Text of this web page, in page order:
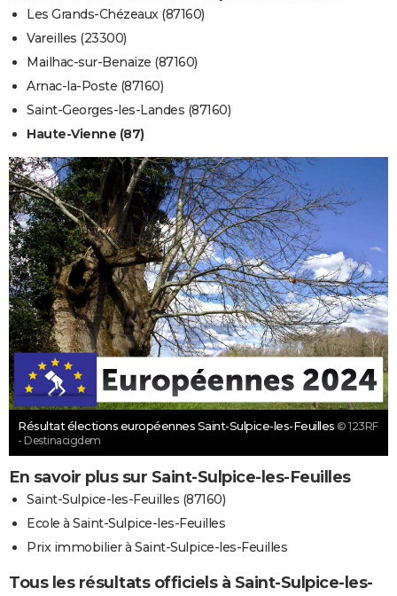
Les Grands-Chézeaux (87160)
Vareilles (23300)
Mailhac-sur-Benaize (87160)
Arnac-la-Poste (87160)
Saint-Georges-les-Landes (87160)
Haute-Vienne (87)
Résultat élections européennes Saint-Sulpice-les-Feuilles © 123RF
- Destinacigdem
En savoir plus sur Saint-Sulpice-les-Feuilles
Saint-Sulpice-les-Feuilles (87160)
Ecole à Saint-Sulpice-les-Feuilles
Prix immobilier à Saint-Sulpice-les-Feuilles
Tous les résultats officiels à Saint-Sulpice-les-